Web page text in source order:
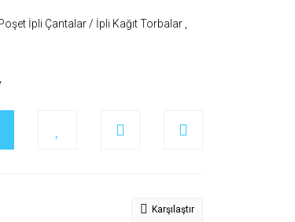
İpli Çantalar / İpli Kağıt Torbalar
Karşılaştır